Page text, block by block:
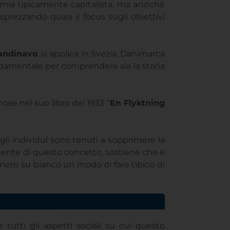
tipicamente capitalista, ma anziché
quasi il focus sugli obiettivi
, si applica in Svezia, Danimarca
per comprendere sia la storia
nel suo libro del 1933 “En Flyktning
individui sono tenuti a sopprimere la
di questo concetto, sostiene che è
su bianco un modo di fare tipico di
tutti gli aspetti sociali su cui questo